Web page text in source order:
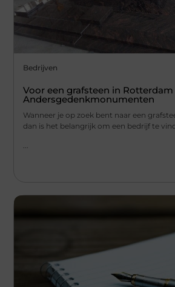
Bedrijven
Voor een grafsteen in Rotterdam
Andersgedenkmonumenten
Wanneer je op zoek bent naar een
dan is het belangrijk om een bedrijf te
...